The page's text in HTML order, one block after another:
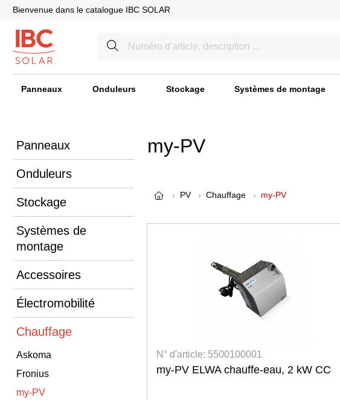
Bienvenue dans le catalogue IBC SOLAR
Panneaux Onduleurs Stockage Systèmes de montage
Panneaux
Onduleurs
Stockage
Systèmes de
montage
Accessoires
Électromobilité
Chauffage
Askoma
Fronius
my-PV
my-PV
PV Chauffage my-PV
N° d'article: 5500100001
my-PV ELWA chauffe-eau, 2 kW CC